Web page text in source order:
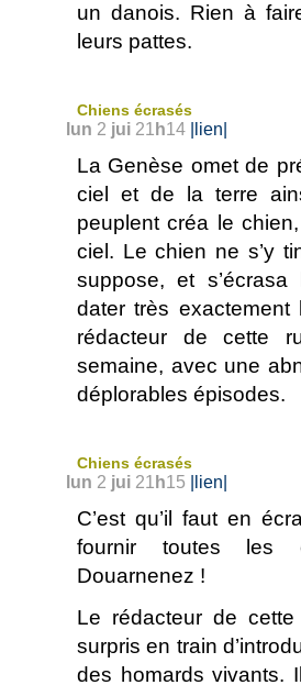
un danois. Rien à
leurs pattes.
Chiens écrasés
lun 2 jui 21 h14 |lien|
La Genèse omet de
ciel et de la terre
peuplent créa le
ciel. Le chien ne s’y
suppose, et
dater très
rédacteur de cette
semaine, avec une
déplorables épisodes.
Chiens écrasés
lun 2 jui 21 h15 |lien|
C’est qu’il faut en
fournir toutes les
Douarnenez !
Le rédacteur de
surpris en train
des homards vivants.